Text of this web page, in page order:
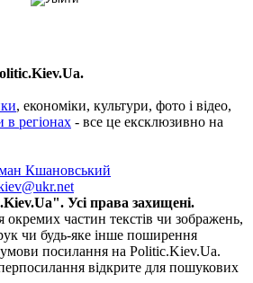
, економіки, культури, фото і відео,
в регіонах - все це ексклюзивно на
Кшановський
Усі права захищені.
частин текстів чи зображень,
чи будь-яке інше поширення
посилання на Politic.Kiev.Ua.
відкрите для пошукових